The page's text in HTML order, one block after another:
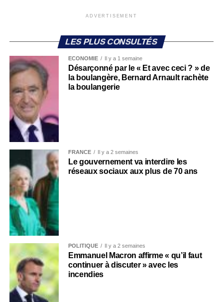
ADVERTISEMENT
LES PLUS CONSULTÉS
ECONOMIE Il y a 1 semaine
Désarçonné par le « Et avec ceci ? » de
la boulangère, Bernard Arnault rachète
la boulangerie
FRANCE Il y a 2 semaines
Le gouvernement va interdire les
réseaux sociaux aux plus de 70 ans
POLITIQUE Il y a 2 semaines
Emmanuel Macron affirme « qu’il faut
continuer à discuter » avec les
incendies